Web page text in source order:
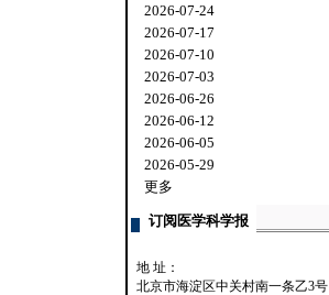
2026-07-24
2026-07-17
2026-07-10
2026-07-03
2026-06-26
2026-06-12
2026-06-05
2026-05-29
更多
订阅医学科学报
地 址：
北京市海淀区中关村南一条乙3号